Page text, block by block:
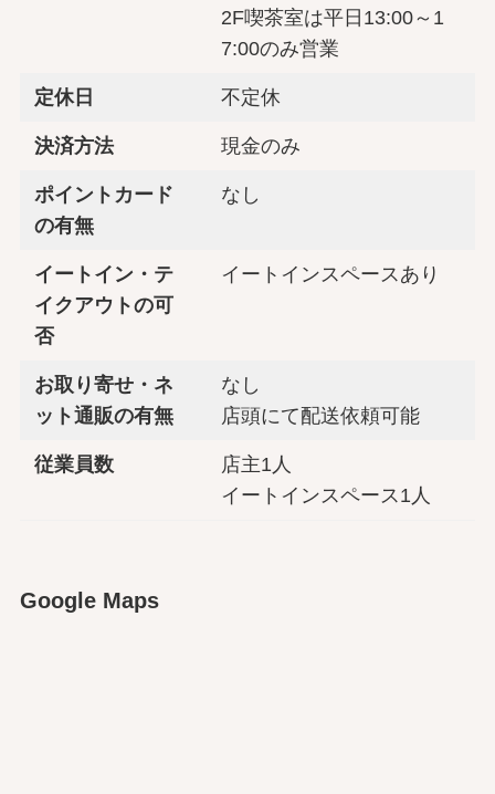
2F喫茶室は平日13:00～1
7:00のみ営業
定休日 不定休
決済方法 現金のみ
ポイントカード
の有無
なし
イートイン・テ
イクアウトの可
否
イートインスペースあり
お取り寄せ・ネ
ット通販の有無
なし
店頭にて配送依頼可能
従業員数
店主1人
イートインスペース1人
Google Maps